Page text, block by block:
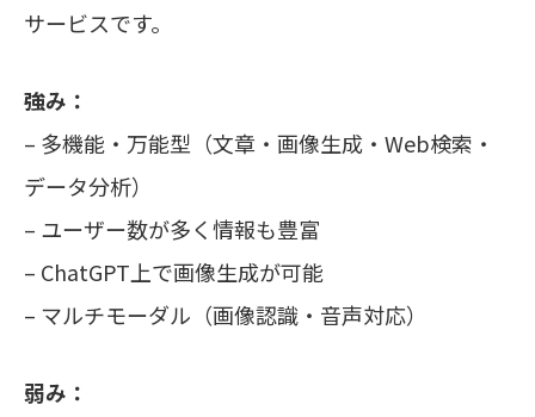
サービスです。
強み：
– 多機能・万能型（文章・画像生成・Web検索・
データ分析）
– ユーザー数が多く情報も豊富
– ChatGPT上で画像生成が可能
– マルチモーダル（画像認識・音声対応）
弱み：